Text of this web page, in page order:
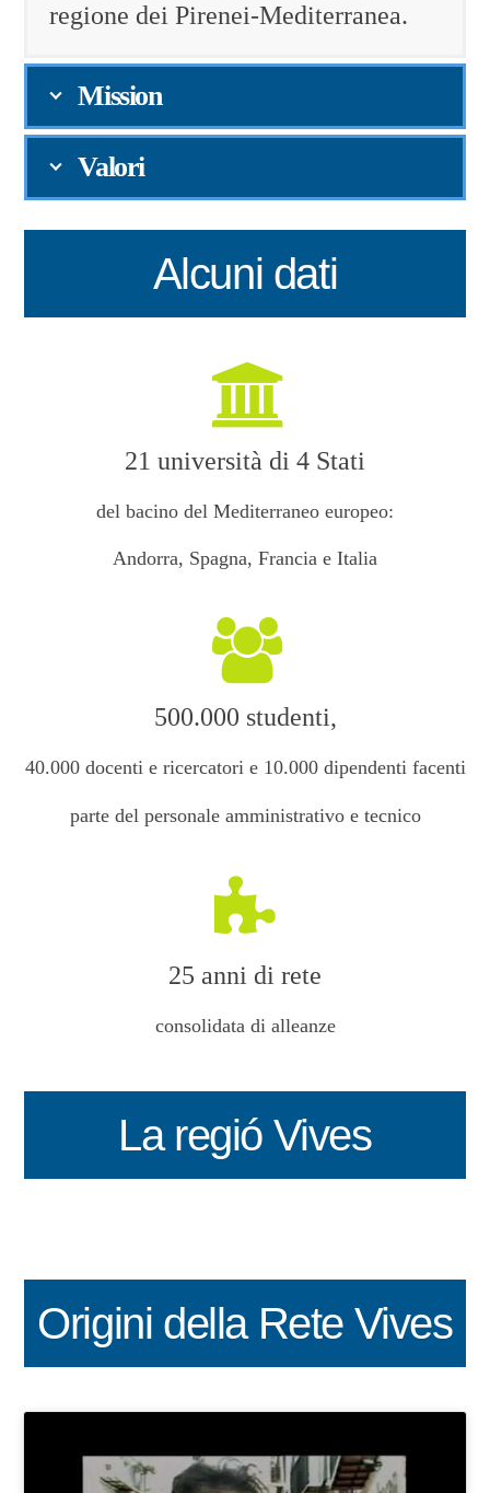
regione dei Pirenei-Mediterranea.
Mission
Valori
Alcuni dati
21 università di 4 Stati
del bacino del Mediterraneo europeo:
Andorra, Spagna, Francia e Italia
500.000 studenti,
40.000 docenti e ricercatori e 10.000 dipendenti facenti
parte del personale amministrativo e tecnico
25 anni di rete
consolidata di alleanze
La regió Vives
Origini della Rete Vives